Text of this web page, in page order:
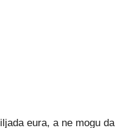
eura, a ne mogu da